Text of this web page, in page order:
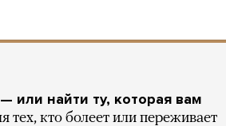
или найти ту, которая вам
кто болеет или переживает